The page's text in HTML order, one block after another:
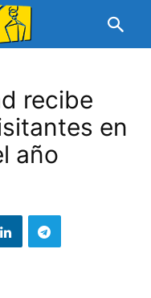
recibe
en
año